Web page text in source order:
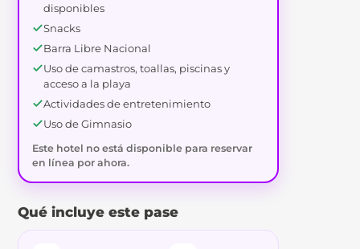
disponibles
Snacks
Barra Libre Nacional
Uso de camastros, toallas, piscinas y
acceso a la playa
Actividades de entretenimiento
Uso de Gimnasio
Este hotel no está disponible para reservar
en línea por ahora.
Qué incluye este pase